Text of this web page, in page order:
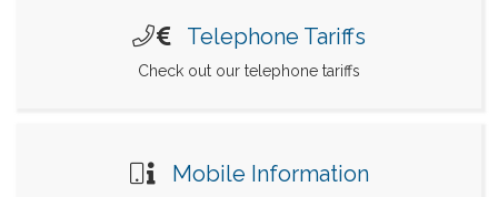
Telephone Tariffs
Check out our telephone tariffs
Mobile Information